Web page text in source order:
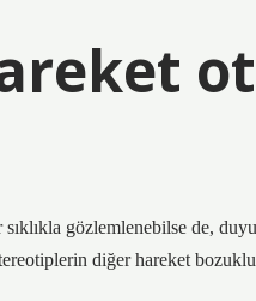
gözlemlenebilse de,
diğer hareket